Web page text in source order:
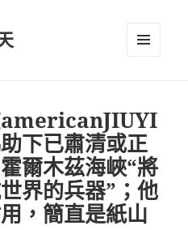
americanJIUYI
下已肅清或正
爾木茲海峽“將
界的兵器”；他
，簡直是紙山